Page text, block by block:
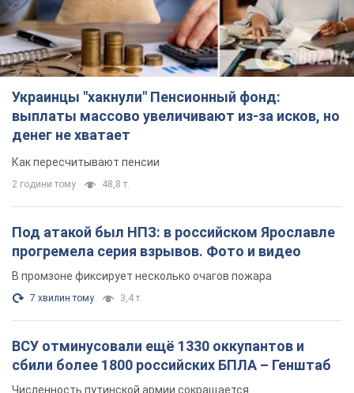
Украинцы "хакнули" Пенсионный фонд:
выплаты массово увеличивают из-за исков, но
денег не хватает
Как пересчитывают пенсии
2 години тому 48,8 т.
Под атакой был НПЗ: в российском Ярославле
прогремела серия взрывов. Фото и видео
В промзоне фиксирует несколько очагов пожара
7 хвилин тому 3,4 т.
ВСУ отминусовали ещё 1330 оккупантов и
сбили более 1800 российских БПЛА – Генштаб
Численность путинской армии сокращается